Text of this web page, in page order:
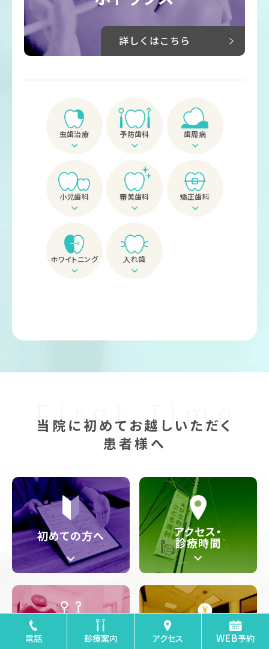
詳しくはこちら
虫歯治療 予防歯科 歯周病
小児歯科 審美歯科 矯正歯科
ホワイトニング 入れ歯
First Time
当院に初めてお越しいただく
患者様へ
初めての方へ アクセス・
診療時間
医院紹介 料金表
電話 診療案内 アクセス WEB予約